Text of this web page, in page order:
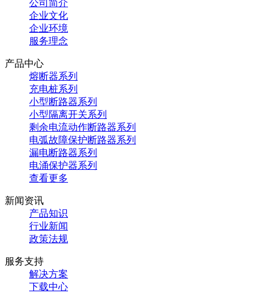
公司简介
企业文化
企业环境
服务理念
产品中心
熔断器系列
充电桩系列
小型断路器系列
小型隔离开关系列
剩余电流动作断路器系列
电弧故障保护断路器系列
漏电断路器系列
电涌保护器系列
查看更多
新闻资讯
产品知识
行业新闻
政策法规
服务支持
解决方案
下载中心